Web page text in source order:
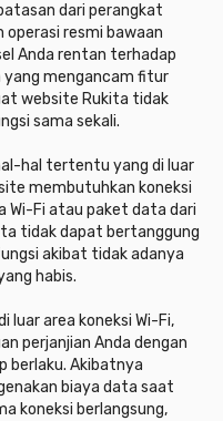
dari perangkat
operasi resmi bawaan
Anda rentan terhadap
mengancam fitur
website Rukita tidak
sama sekali.
hal tertentu yang di luar
membutuhkan koneksi
Wi-Fi atau paket data dari
tidak dapat bertanggung
akibat tidak adanya
habis.
luar area koneksi Wi-Fi,
perjanjian Anda dengan
berlaku. Akibatnya
biaya data saat
koneksi berlangsung,